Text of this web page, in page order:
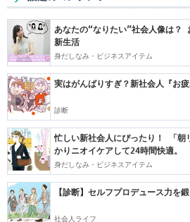
あなたの“なりたい”社会人像は？
新生活
身だしなみ・ビジネスアイテム
実はがんばりすぎ？新社会人『お
診断
忙しい新社会人にぴったり！ 「朝
かりニオイケアして24時間快適。
身だしなみ・ビジネスアイテム
【診断】セルフプロデュース力
社会人ライフ